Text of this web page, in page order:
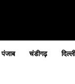
पंजाब चंडीगढ़ दिल्ली